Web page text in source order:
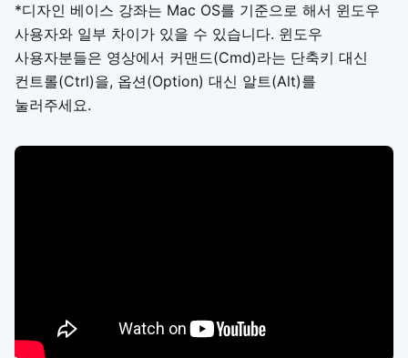
*디자인 베이스 강좌는 Mac OS를 기준으로 해서 윈도우
사용자와 일부 차이가 있을 수 있습니다. 윈도우
사용자분들은 영상에서 커맨드(Cmd)라는 단축키 대신
컨트롤(Ctrl)을, 옵션(Option) 대신 알트(Alt)를
눌러주세요.